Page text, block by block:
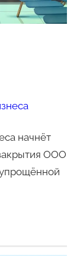
начнёт
ООО